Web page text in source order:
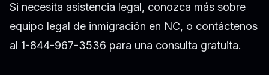
Si necesita asistencia legal, conozca más sobre
equipo legal de inmigración en NC, o contáctenos
al 1-844-967-3536 para una consulta gratuita.